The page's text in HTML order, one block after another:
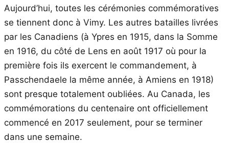
Aujourd’hui, toutes les cérémonies commémoratives
se tiennent donc à Vimy. Les autres batailles livrées
par les Canadiens (à Ypres en 1915, dans la Somme
en 1916, du côté de Lens en août 1917 où pour la
première fois ils exercent le commandement, à
Passchendaele la même année, à Amiens en 1918)
sont presque totalement oubliées. Au Canada, les
commémorations du centenaire ont officiellement
commencé en 2017 seulement, pour se terminer
dans une semaine.